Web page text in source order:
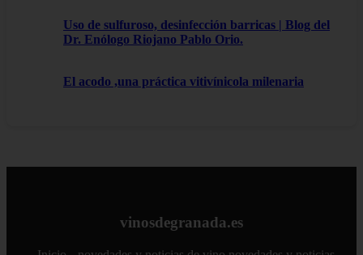
Uso de sulfuroso, desinfección barricas | Blog del
Dr. Enólogo Riojano Pablo Orio.
El acodo ,una práctica vitivínicola milenaria
vinosdegranada.es